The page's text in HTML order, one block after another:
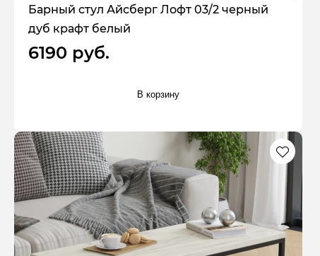
Барный стул Айсберг Лофт 03/2 черный
дуб крафт белый
6190 руб.
В корзину